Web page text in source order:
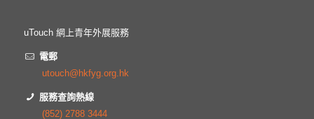
uTouch 網上青年外展服務
電郵
utouch@hkfyg.org.hk
服務查詢熱線
(852) 2788 3444